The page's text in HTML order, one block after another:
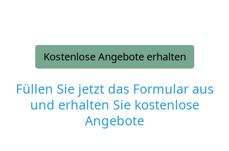
Kostenlose Angebote erhalten
Füllen Sie jetzt das Formular aus
und erhalten Sie kostenlose
Angebote